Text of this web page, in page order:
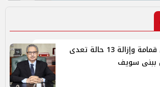
رفع 140 طن قمامة وإزالة 13 حالة تعدى